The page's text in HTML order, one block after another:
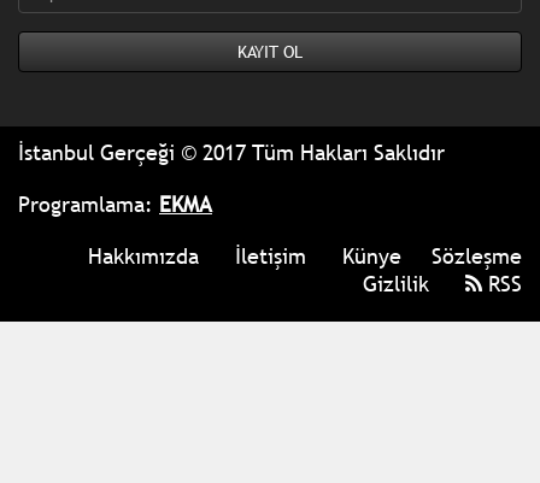
İstanbul Gerçeği © 2017 Tüm Hakları Saklıdır
Künye
Sözleşme
Gizlilik
RSS